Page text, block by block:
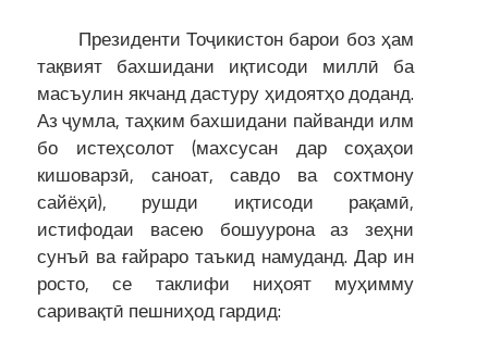
Президенти Тоҷикистон барои боз ҳам
тақвият бахшидани иқтисоди миллӣ ба
масъулин якчанд дастуру ҳидоятҳо доданд.
Аз ҷумла, таҳким бахшидани пайванди илм
бо истеҳсолот (махсусан дар соҳаҳои
кишоварзӣ, саноат, савдо ва сохтмону
сайёҳӣ), рушди иқтисоди рақамӣ,
истифодаи васею бошуурона аз зеҳни
сунъӣ ва ғайраро таъкид намуданд. Дар ин
росто, се таклифи ниҳоят муҳимму
саривақтӣ пешниҳод гардид: